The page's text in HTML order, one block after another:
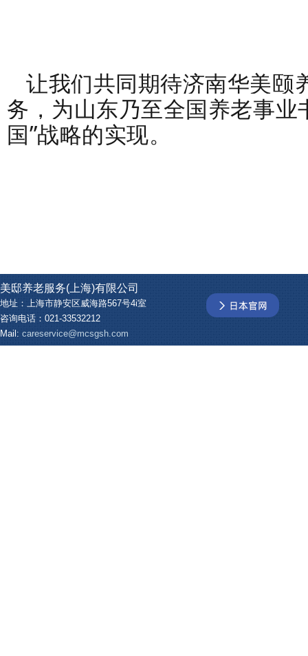
让我们共同期待济南华美颐
务，为山东乃至全国养老事业
国”战略的实现。
美邸养老服务(上海)有限公司
地址：上海市静安区威海路567号4i室
咨询电话：021-33532212
Mail: careservice@mcsgsh.com